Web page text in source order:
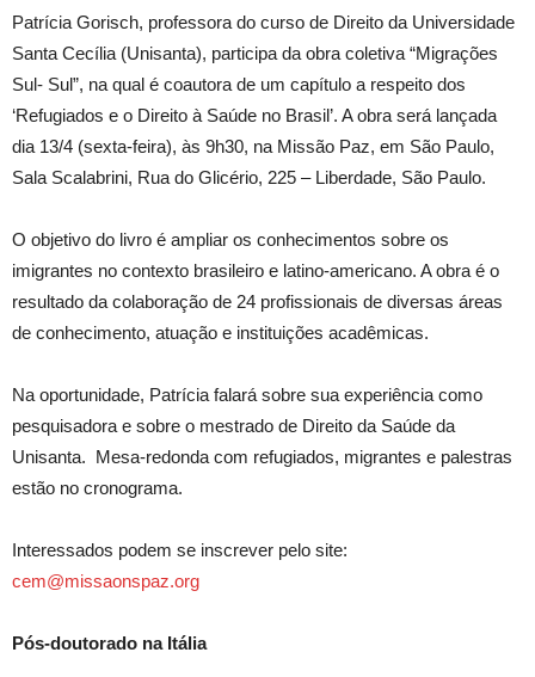
Patrícia Gorisch, professora do curso de Direito da Universidade
Santa Cecília (Unisanta), participa da obra coletiva “Migrações
Sul- Sul”, na qual é coautora de um capítulo a respeito dos
‘Refugiados e o Direito à Saúde no Brasil’. A obra será lançada
dia 13/4 (sexta-feira), às 9h30, na Missão Paz, em São Paulo,
Sala Scalabrini, Rua do Glicério, 225 – Liberdade, São Paulo.
O objetivo do livro é ampliar os conhecimentos sobre os
imigrantes no contexto brasileiro e latino-americano. A obra é o
resultado da colaboração de 24 profissionais de diversas áreas
de conhecimento, atuação e instituições acadêmicas.
Na oportunidade, Patrícia falará sobre sua experiência como
pesquisadora e sobre o mestrado de Direito da Saúde da
Unisanta. Mesa-redonda com refugiados, migrantes e palestras
estão no cronograma.
Interessados podem se inscrever pelo site:
cem@missaonspaz.org
Pós-doutorado na Itália